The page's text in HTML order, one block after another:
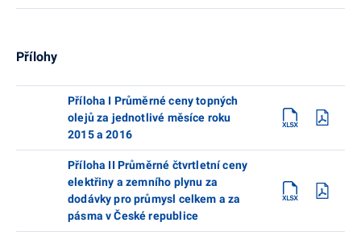
Přílohy
Příloha I Průměrné ceny topných
olejů za jednotlivé měsíce roku
2015 a 2016
Příloha II Průměrné čtvrtletní ceny
elektřiny a zemního plynu za
dodávky pro průmysl celkem a za
pásma v České republice